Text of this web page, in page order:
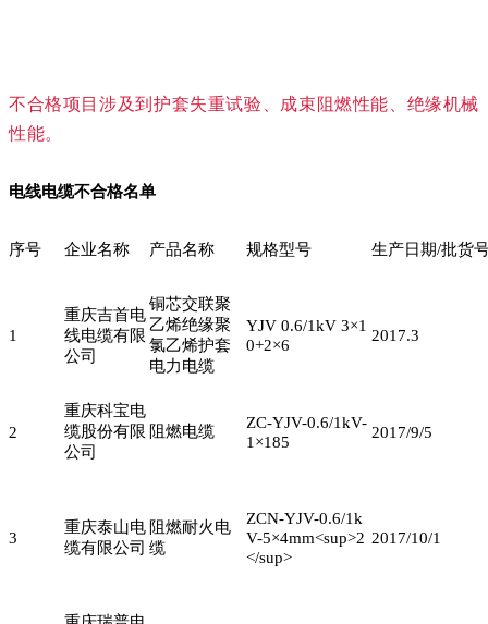
不合格项目涉及到护套失重试验、成束阻燃性能、绝缘机械
性能。
电线电缆不合格名单
序号 企业名称 产品名称 规格型号 生产日期/批货
1
重庆吉首电
线电缆有限
公司
铜芯交联聚
乙烯绝缘聚
氯乙烯护套
电力电缆
YJV 0.6/1kV 3×1
0+2×6
2017.3
2
重庆科宝电
缆股份有限
公司
阻燃电缆
ZC-YJV-0.6/1kV-
1×185
2017/9/5
3
重庆泰山电
缆有限公司
阻燃耐火电
缆
ZCN-YJV-0.6/1k
V-5×4mm<sup>2
</sup>
2017/10/1